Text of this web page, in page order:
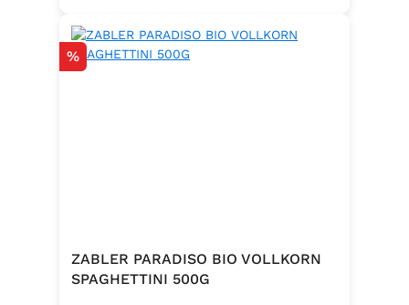
Rabatt
%
ZABLER PARADISO BIO VOLLKORN
SPAGHETTINI 500G